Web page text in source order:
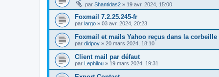
par Shantidas2 » 19 avr. 2024, 15:00
Foxmail 7.2.25.245-fr
par largo » 03 avr. 2024, 20:23
Foxmail et mails Yahoo reçus dans la corbeille
par didpoy » 20 mars 2024, 18:10
Client mail par défaut
par Lephilou » 19 mars 2024, 19:31